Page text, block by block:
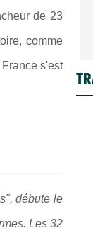
de 23
comme
s'est
débute le
Les 32